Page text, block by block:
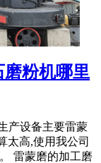
磨粉机哪里
产设备主要雷蒙
太高,使用我公司
雷蒙磨的加工磨